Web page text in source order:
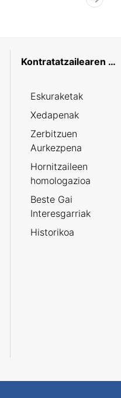
Kontratatzailearen profila
Eskuraketak
Xedapenak
Zerbitzuen
Aurkezpena
Hornitzaileen
homologazioa
Beste Gai
Interesgarriak
Historikoa